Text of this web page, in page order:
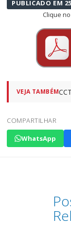
PUBLICADO EM
Clique
VEJA TAMBÉM
COMPARTILHAR
WhatsApp